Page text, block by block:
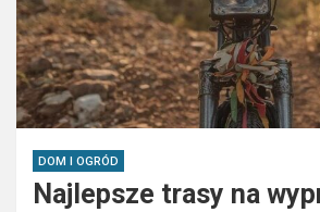
DOM I OGRÓD
Najlepsze trasy na